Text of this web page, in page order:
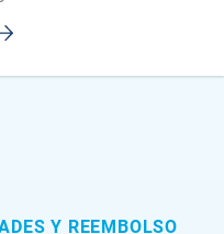
Y REEMBOLSO